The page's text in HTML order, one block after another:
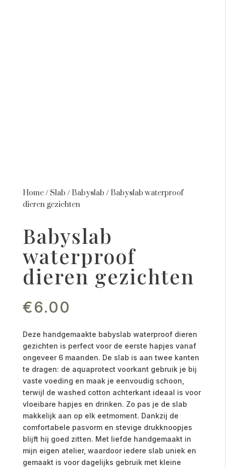
Home/ Slab / Babyslab / Babyslab waterproof
dieren gezichten
Babyslab
waterproof
dieren gezichten
€6.00
Deze handgemaakte babyslab waterproof dieren
gezichten is perfect voor de eerste hapjes vanaf
ongeveer 6 maanden. De slab is aan twee kanten
te dragen: de aquaprotect voorkant gebruik je bij
vaste voeding en maak je eenvoudig schoon,
terwijl de washed cotton achterkant ideaal is voor
vloeibare hapjes en drinken. Zo pas je de slab
makkelijk aan op elk eetmoment. Dankzij de
comfortabele pasvorm en stevige drukknoopjes
blijft hij goed zitten. Met liefde handgemaakt in
mijn eigen atelier, waardoor iedere slab uniek en
gemaakt is voor dagelijks gebruik met kleine